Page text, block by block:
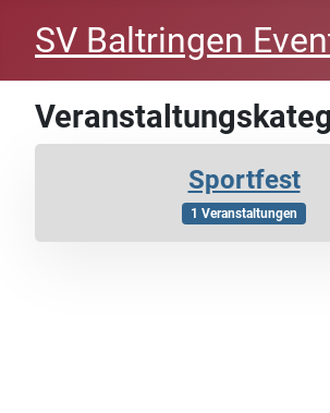
SV Baltringen
Sportfest
1 Veranstaltungen